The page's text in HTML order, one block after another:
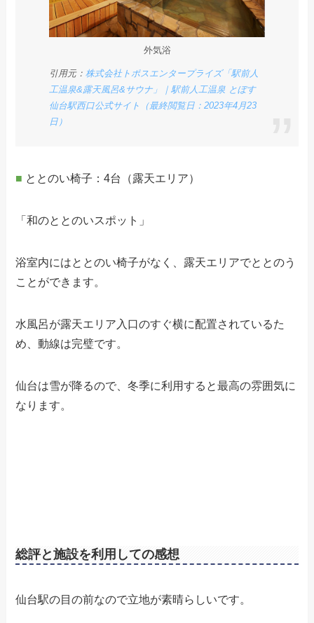
外気浴
引用元：株式会社トポスエンタープライズ「駅前人
工温泉&露天風呂&サウナ」｜駅前人工温泉 とぽす
仙台駅西口公式サイト（最終閲覧日：2023年4月23
日）
■ ととのい椅子：4台（露天エリア）
「和のととのいスポット」
浴室内にはととのい椅子がなく、露天エリアでととのう
ことができます。
水風呂が露天エリア入口のすぐ横に配置されているた
め、動線は完璧です。
仙台は雪が降るので、冬季に利用すると最高の雰囲気に
なります。
総評と施設を利用しての感想
仙台駅の目の前なので立地が素晴らしいです。